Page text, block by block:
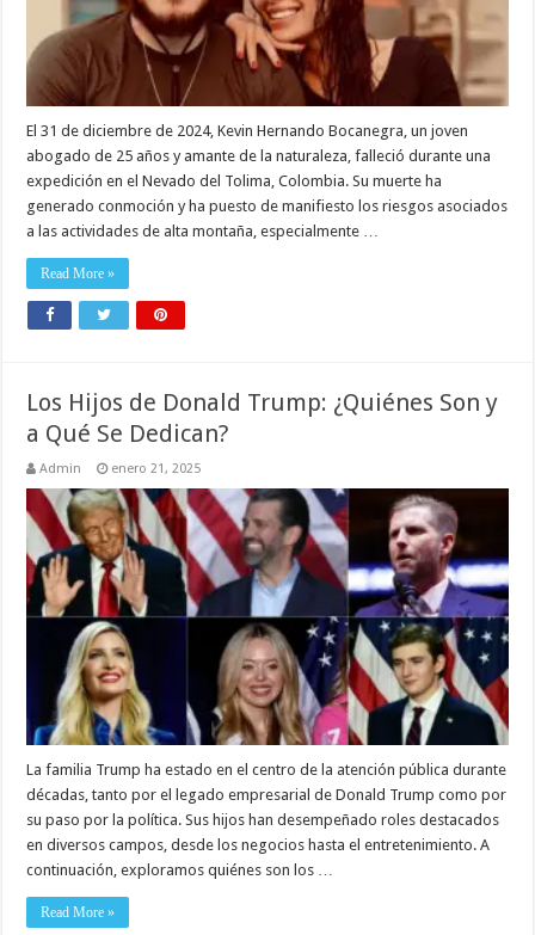
El 31 de diciembre de 2024, Kevin Hernando Bocanegra, un joven
abogado de 25 años y amante de la naturaleza, falleció durante una
expedición en el Nevado del Tolima, Colombia. Su muerte ha
generado conmoción y ha puesto de manifiesto los riesgos asociados
a las actividades de alta montaña, especialmente …
Read More »
Los Hijos de Donald Trump: ¿Quiénes Son y
a Qué Se Dedican?
Admin enero 21, 2025
La familia Trump ha estado en el centro de la atención pública durante
décadas, tanto por el legado empresarial de Donald Trump como por
su paso por la política. Sus hijos han desempeñado roles destacados
en diversos campos, desde los negocios hasta el entretenimiento. A
continuación, exploramos quiénes son los …
Read More »